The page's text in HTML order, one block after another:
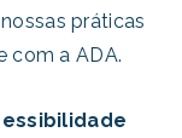
práticas
com a ADA.